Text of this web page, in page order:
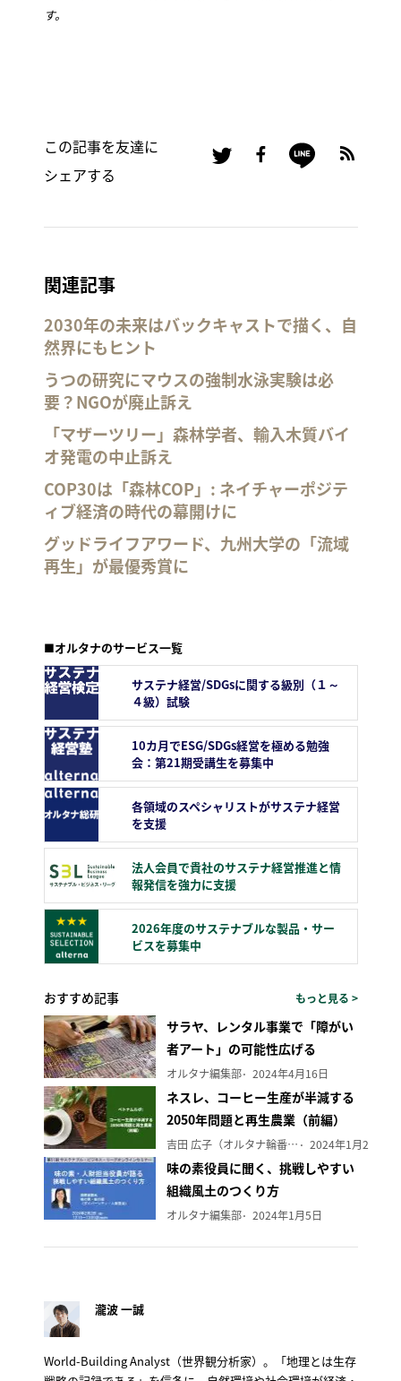
す。
この記事を友達に
シェアする
関連記事
2030年の未来はバックキャストで描く、自
然界にもヒント
うつの研究にマウスの強制水泳実験は必
要？NGOが廃止訴え
「マザーツリー」森林学者、輸入木質バイ
オ発電の中止訴え
COP30は「森林COP」: ネイチャーポジテ
ィブ経済の時代の幕開けに
グッドライフアワード、九州大学の「流域
再生」が最優秀賞に
■オルタナのサービス一覧
サステナ経営/SDGsに関する級別（１～
４級）試験
10カ月でESG/SDGs経営を極める勉強
会：第21期受講生を募集中
各領域のスペシャリストがサステナ経営
を支援
法人会員で貴社のサステナ経営推進と情
報発信を強力に支援
2026年度のサステナブルな製品・サー
ビスを募集中
おすすめ記事 もっと見る >
サラヤ、レンタル事業で「障がい
者アート」の可能性広げる
オルタナ編集部 2024年4月16日
ネスレ、コーヒー生産が半減する
2050年問題と再生農業（前編）
吉田 広子（オルタナ輪番編集長） 2024年1月29日
味の素役員に聞く、挑戦しやすい
組織風土のつくり方
オルタナ編集部 2024年1月5日
瀧波 一誠
World-Building Analyst（世界観分析家）。「地理とは生存